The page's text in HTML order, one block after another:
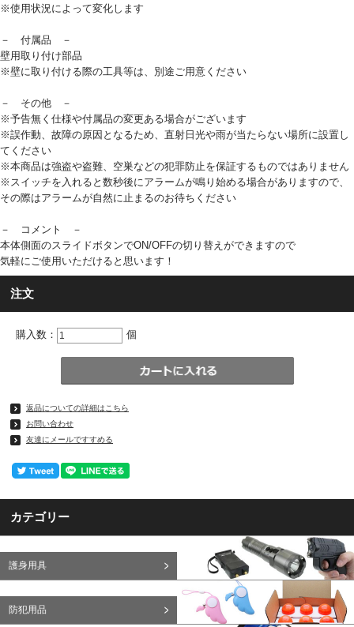
※使用状況によって変化します
－ 付属品 －
壁用取り付け部品
※壁に取り付ける際の工具等は、別途ご用意ください
－ その他 －
※予告無く仕様や付属品の変更ある場合がございます
※誤作動、故障の原因となるため、直射日光や雨が当たらない場所に設置し
てください
※本商品は強盗や盗難、空巣などの犯罪防止を保証するものではありません
※スイッチを入れると数秒後にアラームが鳴り始める場合がありますので、
その際はアラームが自然に止まるのお待ちください
－ コメント －
本体側面のスライドボタンでON/OFFの切り替えができますので
気軽にご使用いただけると思います！
注文
購入数： 個
返品についての詳細はこちら
お問い合わせ
友達にメールですすめる
カテゴリー
護身用具
防犯用品